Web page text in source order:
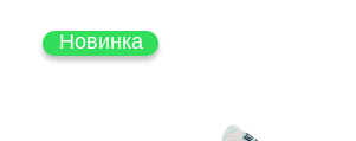
Новинка